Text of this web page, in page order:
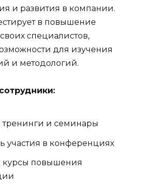
и развития в компании.
в повышение
специалистов,
для изучения
и методологий.
тренинги и семинары
участия в конференциях
курсы повышения